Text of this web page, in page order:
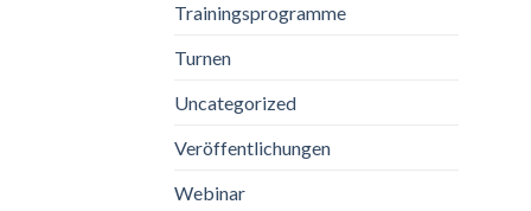
Trainingsprogramme
Turnen
Uncategorized
Veröffentlichungen
Webinar